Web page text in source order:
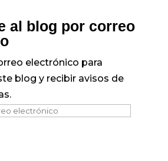
al blog por correo
electrónico para
blog y recibir avisos de